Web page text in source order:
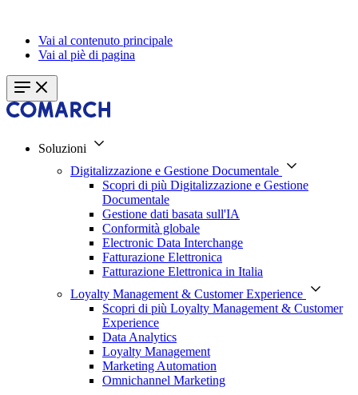
Vai al contenuto principale
Vai al piè di pagina
Soluzioni
Digitalizzazione e Gestione Documentale
Scopri di più Digitalizzazione e Gestione
Documentale
Gestione dati basata sull'IA
Conformità globale
Electronic Data Interchange
Fatturazione Elettronica
Fatturazione Elettronica in Italia
Loyalty Management & Customer Experience
Scopri di più Loyalty Management & Customer
Experience
Data Analytics
Loyalty Management
Marketing Automation
Omnichannel Marketing